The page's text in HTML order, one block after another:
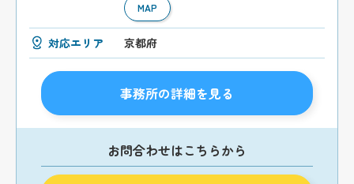
MAP
対応エリア 京都府
事務所の詳細を見る
お問合わせはこちらから